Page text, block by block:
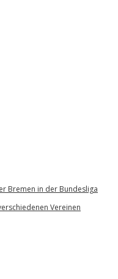
Bremen in der Bundesliga
Vereinen